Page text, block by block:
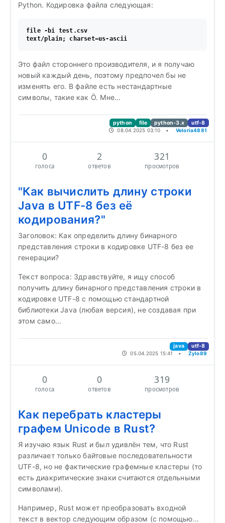
Python. Кодировка файла следующая:
file -bi test.csv
Это файл стороннего производителя, и я получаю
новый каждый день, поэтому предпочел бы не
изменять его. В файле есть нестандартные
символы, такие как Ö. Мне...
python file python-3.x utf-8
08.04.2025 03:10 • Veloria4881
0
голоса
2
ответов
321
просмотров
"Как вычислить длину строки
Java в UTF-8 без её
кодирования?"
Заголовок: Как определить длину бинарного
представления строки в кодировке UTF-8 без ее
генерации?
Текст вопроса: Здравствуйте, я ищу способ
получить длину бинарного представления строки в
кодировке UTF-8 с помощью стандартной
библиотеки Java (любая версия), не создавая при
этом само...
java utf-8
05.04.2025 15:41 • Zylo89
0
голоса
0
ответов
319
просмотров
Как перебрать кластеры
графем Unicode в Rust?
Я изучаю язык Rust и был удивлён тем, что Rust
различает только байтовые последовательности
UTF-8, но не фактические графемные кластеры (то
есть диакритические знаки считаются отдельными
символами).
Например, Rust может преобразовать входной
текст в вектор следующим образом (с помощью...